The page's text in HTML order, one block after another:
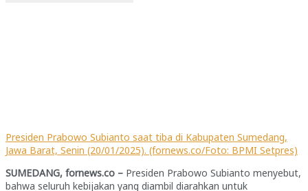
Presiden Prabowo Subianto saat tiba di Kabupaten Sumedang,
Jawa Barat, Senin (20/01/2025). (fornews.co/Foto: BPMI Setpres)
SUMEDANG, fornews.co – Presiden Prabowo Subianto menyebut,
bahwa seluruh kebijakan yang diambil diarahkan untuk